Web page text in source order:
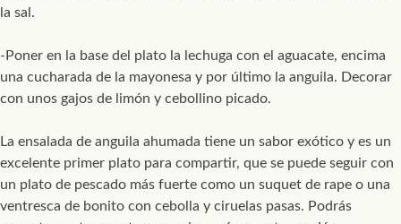
la sal.
-Poner en la base del plato la lechuga con el aguacate, encima
una cucharada de la mayonesa y por último la anguila. Decorar
con unos gajos de limón y cebollino picado.
La ensalada de anguila ahumada tiene un sabor exótico y es un
excelente primer plato para compartir, que se puede seguir con
un plato de pescado más fuerte como un suquet de rape o una
ventresca de bonito con cebolla y ciruelas pasas. Podrás